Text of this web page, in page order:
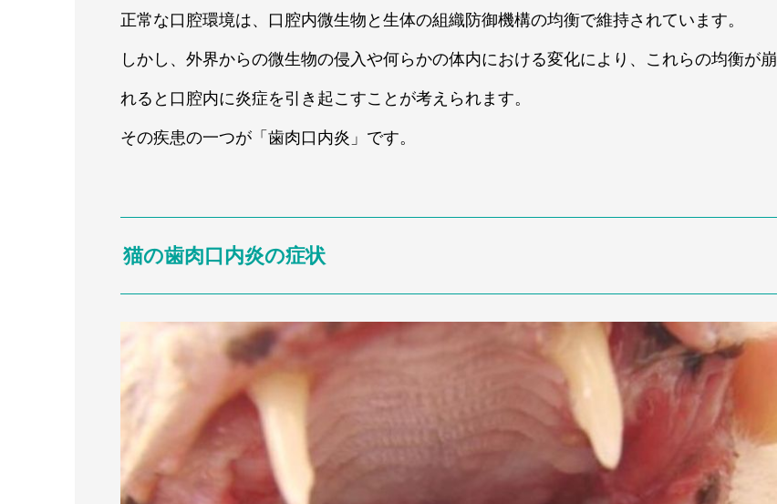
正常な口腔環境は、口腔内微生物と生体の組織防御機構の均衡で維持されています。
しかし、外界からの微生物の侵入や何らかの体内における変化により、これらの均衡が崩
れると口腔内に炎症を引き起こすことが考えられます。
その疾患の一つが「歯肉口内炎」です。
猫の歯肉口内炎の症状